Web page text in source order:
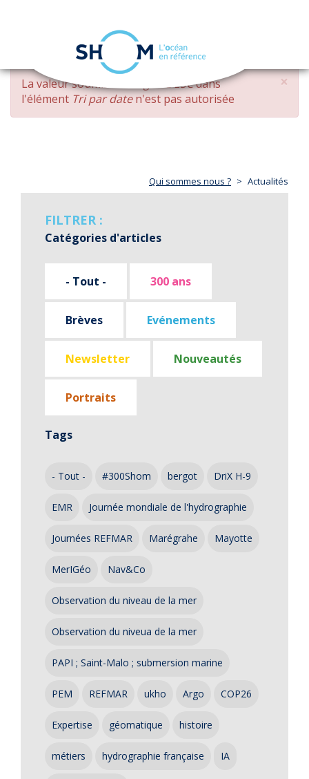
Aller
contenu
principal
navigation
×
MESSAGE
D'ERREUR
La valeur soumise changed DESCdans
l'élément Tri par daten'est pas autorisée
Qui sommes nous ? Actualités
FILTRER :
Catégories d'articles
- Tout - 300 ans
Brèves Evénements
Newsletter Nouveautés
Portraits
Tags
- Tout - #300Shom bergot DriX H-9
EMR Journée mondiale de l'hydrographie
Journées REFMAR Marégrahe Mayotte
MerIGéo Nav&Co
Observation du niveau de la mer
Observation du niveua de la mer
PAPI ; Saint-Malo ; submersion marine
PEM REFMAR ukho Argo COP26
Expertise géomatique histoire
métiers hydrographie française IA